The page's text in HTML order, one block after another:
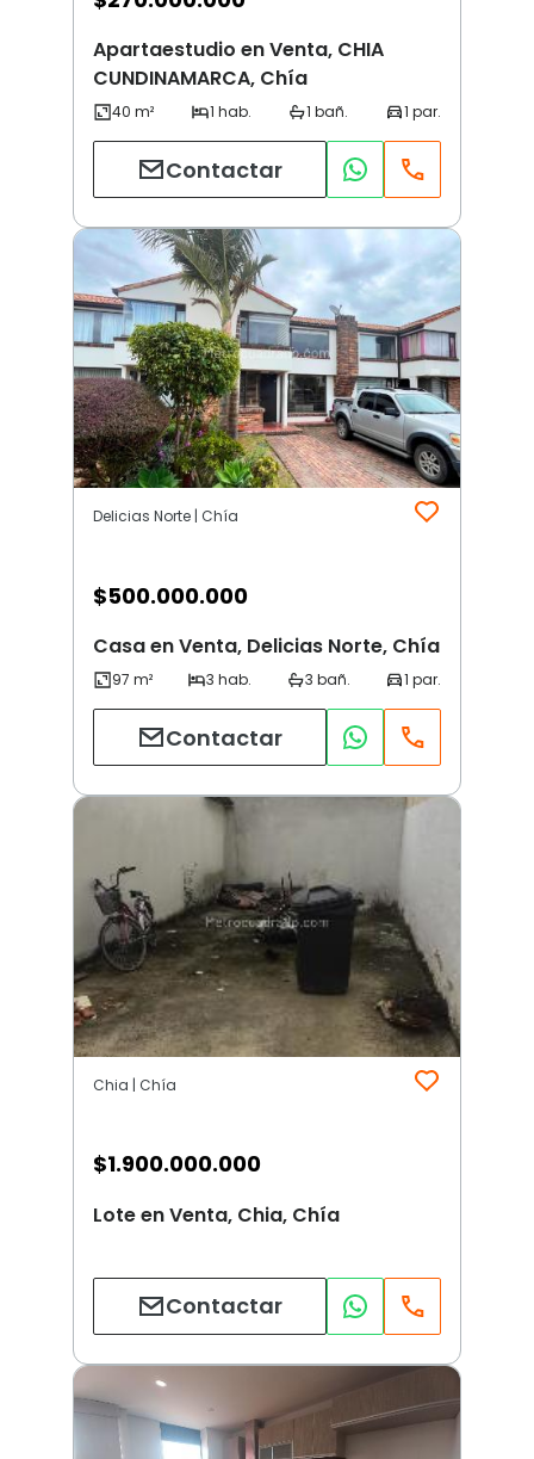
Apartaestudio en Venta, CHIA
CUNDINAMARCA, Chía
Contactar
Delicias Norte | Chía
$500.000.000
Casa en Venta, Delicias Norte, Chía
Contactar
Chia | Chía
$1.900.000.000
Lote en Venta, Chia, Chía
Contactar